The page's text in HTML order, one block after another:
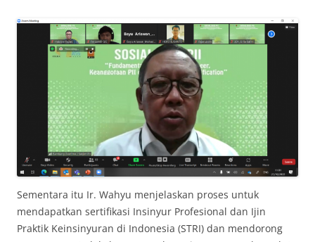
Sementara itu Ir. Wahyu menjelaskan proses untuk
mendapatkan sertifikasi Insinyur Profesional dan Ijin
Praktik Keinsinyuran di Indonesia (STRI) dan mendorong